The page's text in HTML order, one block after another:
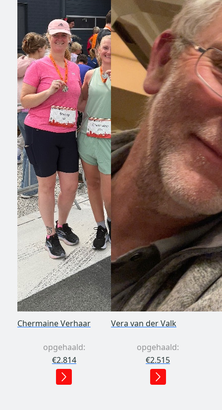
Chermaine Verhaar
opgehaald:
€2.814
Vera van der Valk
opgehaald:
€2.515